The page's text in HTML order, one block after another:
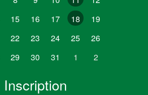
15 16 17 18
19
22 23 24 25
26
29 30 31 1 2
Inscription